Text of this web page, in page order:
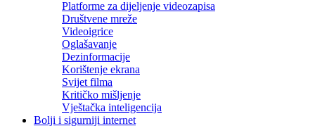
Platforme za dijeljenje videozapisa
Društvene mreže
Videoigrice
Oglašavanje
Dezinformacije
Korištenje ekrana
Svijet filma
Kritičko mišljenje
Vještačka inteligencija
Bolji i sigurniji internet